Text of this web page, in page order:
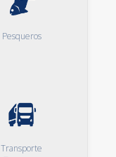
Pesqueros
Transporte